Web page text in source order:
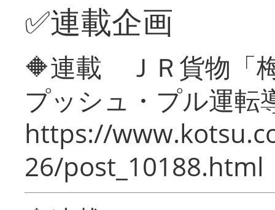
✅連載企画
🔶連載 ＪＲ貨物「
プッシュ・プル運転
https://
26/post_10188.html